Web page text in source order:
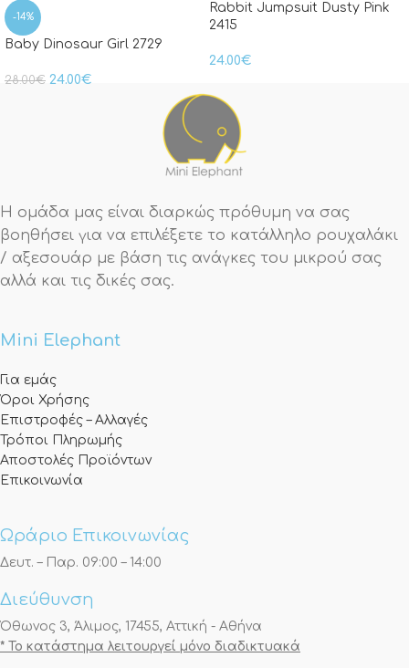
-14%
Baby Dinosaur Girl 2729
28.00€ 24.00€
Rabbit Jumpsuit Dusty Pink
2415
24.00€
Η ομάδα μας είναι διαρκώς πρόθυμη να σας
βοηθήσει για να επιλέξετε το κατάλληλο ρουχαλάκι
/ αξεσουάρ με βάση τις ανάγκες του μικρού σας
αλλά και τις δικές σας.
Mini Elephant
Για εμάς
Όροι Χρήσης
Επιστροφές – Αλλαγές
Τρόποι Πληρωμής
Αποστολές Προϊόντων
Επικοινωνία
Ωράριο Επικοινωνίας
Δευτ. – Παρ. 09:00 – 14:00
Διεύθυνση
Όθωνος 3, Άλιμος, 17455, Αττική - Αθήνα
* Το κατάστημα λειτουργεί μόνο διαδικτυακά